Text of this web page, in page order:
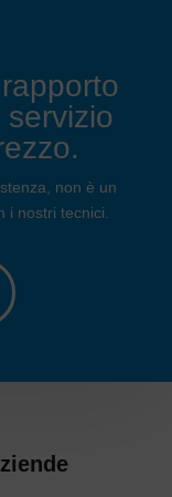
non è un
i nostri tecnici.